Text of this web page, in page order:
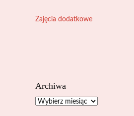
Zajęcia dodatkowe
Archiwa
Archiwa